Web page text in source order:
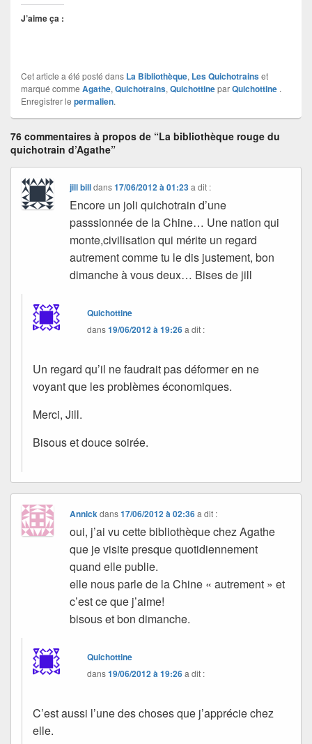
J’aime ça :
Cet article a été posté dans La Bibliothèque, Les Quichotrainset
marqué comme Agathe, Quichotrains, QuichottineparQuichottine .
Enregistrer le permalien.
76 commentaires à propos de “La bibliothèque rouge du
quichotrain d’Agathe”
jill billdans17/06/2012 à 01:23 a dit :
Encore un joli quichotrain d’une
passsionnée de la Chine… Une nation qui
monte,civilisation qui mérite un regard
autrement comme tu le dis justement, bon
dimanche à vous deux… Bises de jill
Quichottine
dans19/06/2012 à 19:26a dit :
Un regard qu’il ne faudrait pas déformer en ne
voyant que les problèmes économiques.
Merci, Jill.
Bisous et douce soirée.
Annick dans17/06/2012 à 02:36 a dit :
oui, j’ai vu cette bibliothèque chez Agathe
que je visite presque quotidiennement
quand elle publie.
elle nous parle de la Chine « autrement » et
c’est ce que j’aime!
bisous et bon dimanche.
Quichottine
dans19/06/2012 à 19:26a dit :
C’est aussi l’une des choses que j’apprécie chez
elle.